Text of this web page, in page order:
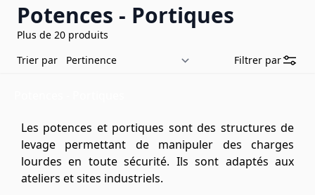
Potences - Portiques
Plus de 20 produits
Trier par
Filtrer par
Les potences et portiques sont des structures de
levage permettant de manipuler des charges
lourdes en toute sécurité. Ils sont adaptés aux
ateliers et sites industriels.